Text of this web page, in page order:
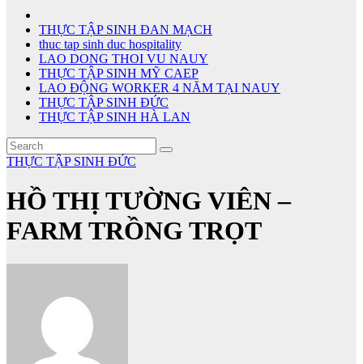
THỰC TẬP SINH ĐAN MẠCH
thuc tap sinh duc hospitality
LAO DONG THOI VU NAUY
THỰC TẬP SINH MỸ CAEP
LAO ĐỘNG WORKER 4 NĂM TẠI NAUY
THỰC TẬP SINH ĐỨC
THỰC TẬP SINH HÀ LAN
THỰC TẬP SINH ĐỨC
HỒ THỊ TƯỜNG VIÊN –
FARM TRỒNG TRỌT